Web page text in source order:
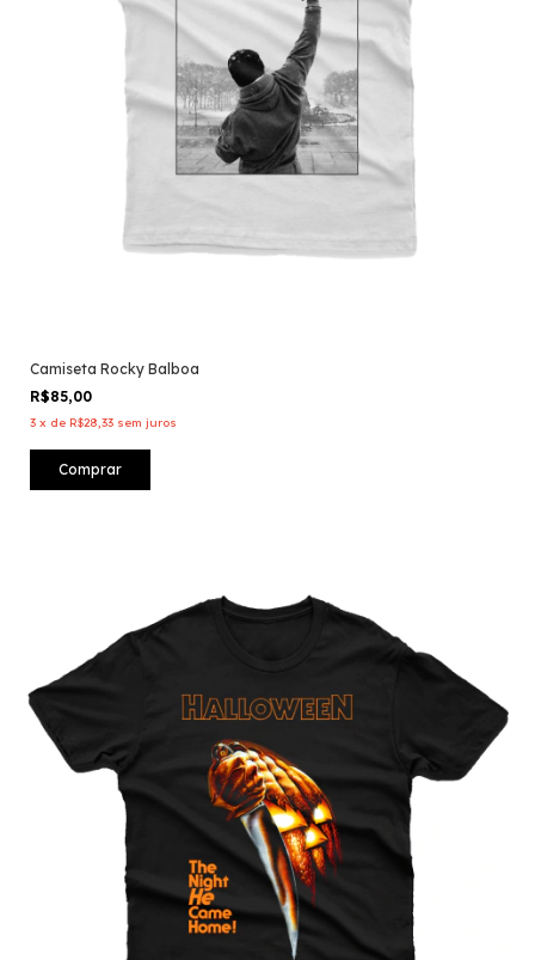
Camiseta Rocky Balboa
R$85,00
3 x de R$28,33 sem juros
Comprar